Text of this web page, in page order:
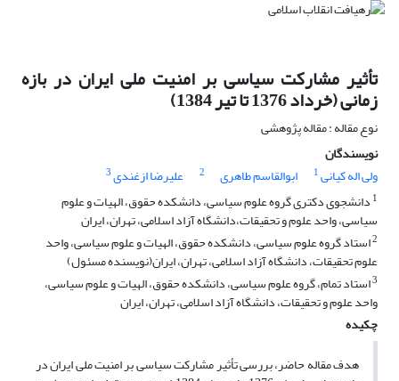
تأثیر مشارکت سیاسی بر امنیت ملی ایران در بازه
زمانی (خرداد 1376 تا تیر 1384)
نوع مقاله : مقاله پژوهشی
نویسندگان
ولی اله کیانی1 ابوالقاسم طاهری 2 علیرضا ازغندی3
1 دانشجوی دکتری گروه علوم سیاسی، دانشکده حقوق، الهیات و علوم
سیاسی، واحد علوم و تحقیقات،دانشگاه آزاد اسلامی، تهران، ایران
2استاد گروه علوم سیاسی، دانشکده حقوق، الهیات و علوم سیاسی، واحد
علوم تحقیقات، دانشگاه آزاد اسلامی، تهران، ایران(نویسنده مسئول)
3استاد تمام، گروه علوم سیاسی، دانشکده حقوق، الهیات و علوم سیاسی،
واحد علوم و تحقیقات، دانشگاه آزاد اسلامی، تهران، ایران
چکیده
هدف مقاله حاضر، بررسی تأثیر مشارکت سیاسی بر امنیت ملی ایران در